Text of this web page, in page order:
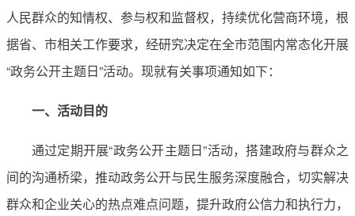
人民群众的知情权、参与权和监督权，持续优化营商环境，根
据省、市相关工作要求，经研究决定在全市范围内常态化开展
“政务公开主题日”活动。现就有关事项通知如下：
一、活动目的
通过定期开展“政务公开主题日”活动，搭建政府与群众之
间的沟通桥梁，推动政务公开与民生服务深度融合，切实解决
群众和企业关心的热点难点问题，提升政府公信力和执行力，